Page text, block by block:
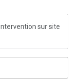
sur site